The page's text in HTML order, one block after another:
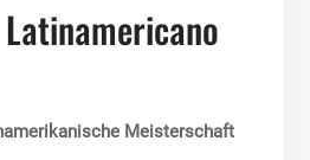
Meisterschaft